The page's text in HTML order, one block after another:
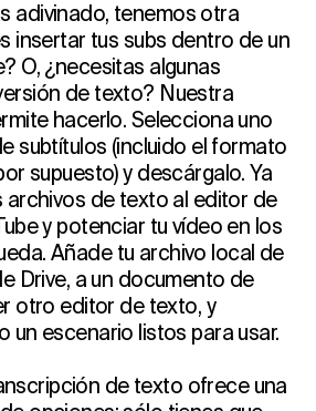
adivinado, tenemos otra
insertar tus subs dentro de un
O, ¿necesitas algunas
de texto? Nuestra
hacerlo. Selecciona uno
subtítulos (incluido el formato
supuesto) y descárgalo. Ya
archivos de texto al editor de
y potenciar tu vídeo en los
Añade tu archivo local de
Drive, a un documento de
otro editor de texto, y
un escenario listos para usar.
de texto ofrece una